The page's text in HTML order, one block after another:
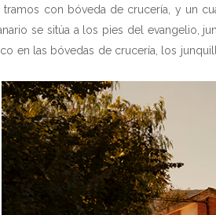
con bóveda de crucería, y un
se sitúa a los pies del evangelio,
en las bóvedas de crucería, los